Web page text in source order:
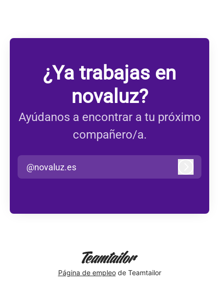
¿Ya trabajas en
novaluz?
Ayúdanos a encontrar a tu próximo
compañero/a.
@novaluz.es
Página de empleode Teamtailor